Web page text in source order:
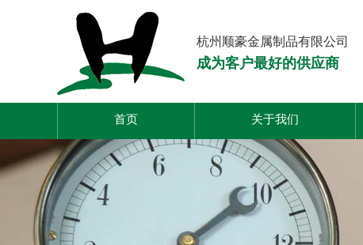
杭州顺豪金属制品有限公司
成为客户最好的供应商
首页 关于我们